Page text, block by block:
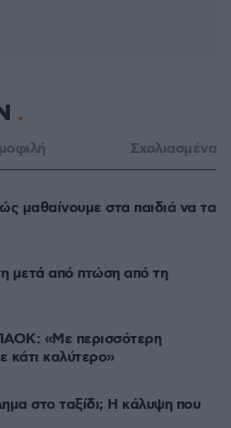
Σχολιασμένα
μαθαίνουμε στα παιδιά να τα
μετά από πτώση από τη
«Με περισσότερη
κάτι καλύτερο»
στο ταξίδι; Η κάλυψη που